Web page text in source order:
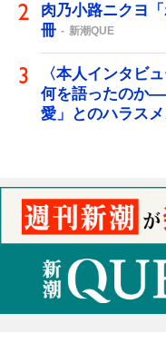
肉乃小路ニクヨ
冊
新潮QUE
〈本人インタビ
何を語ったのか
愛」とのハラス